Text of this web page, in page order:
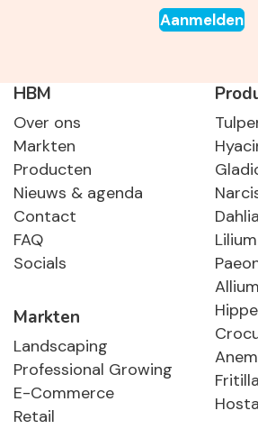
Aanmelden
HBM
Over ons
Markten
Producten
Nieuws & agenda
Contact
FAQ
Socials
Markten
Landscaping
Professional Growing
E-Commerce
Retail
Dahlia
Lilium
Allium
Hosta